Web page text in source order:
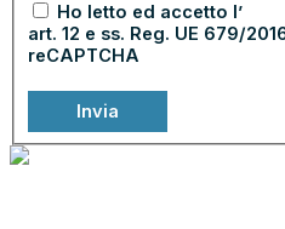
Ho letto ed accetto l’
art. 12 e ss. Reg. UE 679/
reCAPTCHA
Invia